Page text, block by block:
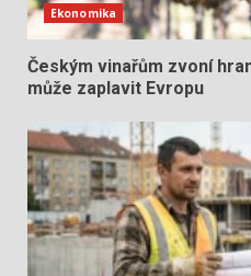
Ekonomika
Českým vinařům zvoní
může zaplavit Evropu